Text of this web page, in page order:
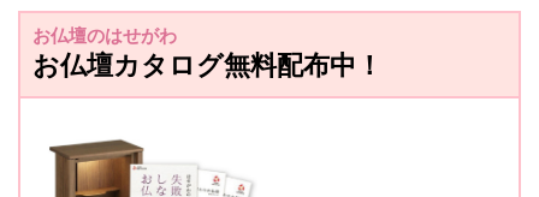
お仏壇のはせがわ
お仏壇カタログ無料配布中！